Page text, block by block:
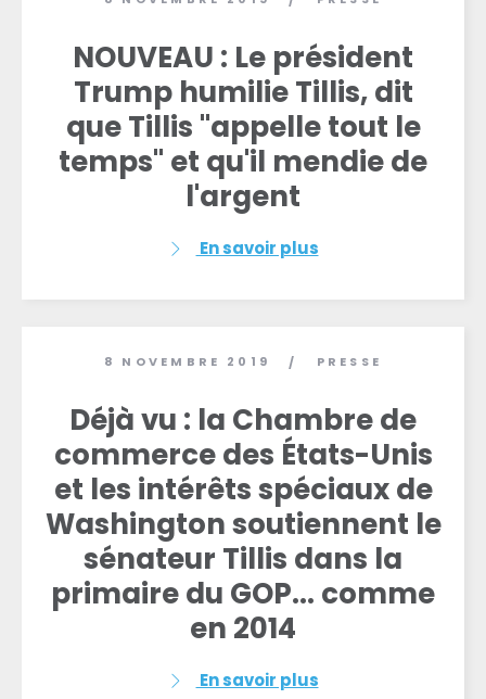
NOUVEAU : Le président
Trump humilie Tillis, dit
que Tillis "appelle tout le
temps" et qu'il mendie de
l'argent
En savoir plus
8 NOVEMBRE 2019 / PRESSE
Déjà vu : la Chambre de
commerce des États-Unis
et les intérêts spéciaux de
Washington soutiennent le
sénateur Tillis dans la
primaire du GOP... comme
en 2014
En savoir plus